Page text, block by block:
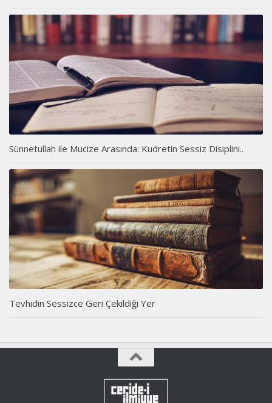
Sünnetullah ile Mucize Arasında: Kudretin Sessiz Disiplini..
Tevhidin Sessizce Geri Çekildiği Yer